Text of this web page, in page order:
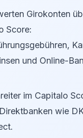
Girokonten
Score:
und Online-
im Capitalo
wie